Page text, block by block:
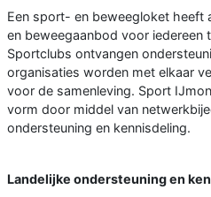
Een sport- en beweegloket heeft
en beweegaanbod voor iedereen
Sportclubs ontvangen
organisaties worden met elkaar
voor de samenleving. Sport
vorm door middel van
ondersteuning en kennisdeling.
Landelijke ondersteuning en